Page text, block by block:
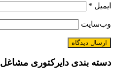
ایمیل *
وب‌سایت
دسته بندی دایرکتوری مشاغل